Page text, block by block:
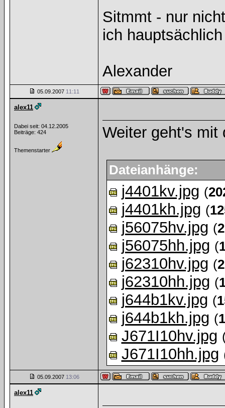
Sitmmt - nur
ich
Alexander
05.09.2007 11:11
alex11
Dabei seit: 04.12.2005
Beiträge: 424
Themenstarter
Weiter geht's mit
Dateianhänge:
j4401kv.jpg (
j4401kh.jpg (
j56075hv.jpg (
j56075hh.jpg (
j62310hv.jpg (
j62310hh.jpg (
j644b1kv.jpg (
j644b1kh.jpg (
J671I10hv.jpg
J671I10hh.jpg
05.09.2007 13:06
alex11